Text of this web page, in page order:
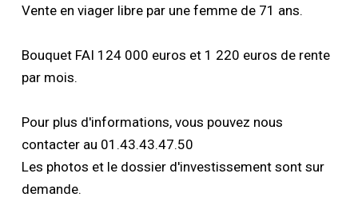
Vente en viager libre par une femme de 71 ans.
Bouquet FAI 124 000 euros et 1 220 euros de rente
par mois.
Pour plus d'informations, vous pouvez nous
contacter au 01.43.43.47.50
Les photos et le dossier d'investissement sont sur
demande.